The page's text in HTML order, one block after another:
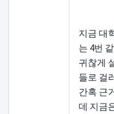
지금 대
는 4번
귀찮게
들로 걸
간혹 근
데 지금